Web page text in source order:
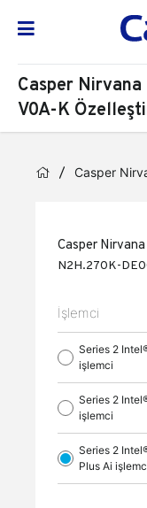
Casper
V0A-K
Casper
Casper
N2H.270K-
İşlemci
Series 2
işlemci
Series 2
işlemci
Series 2
Plus Ai